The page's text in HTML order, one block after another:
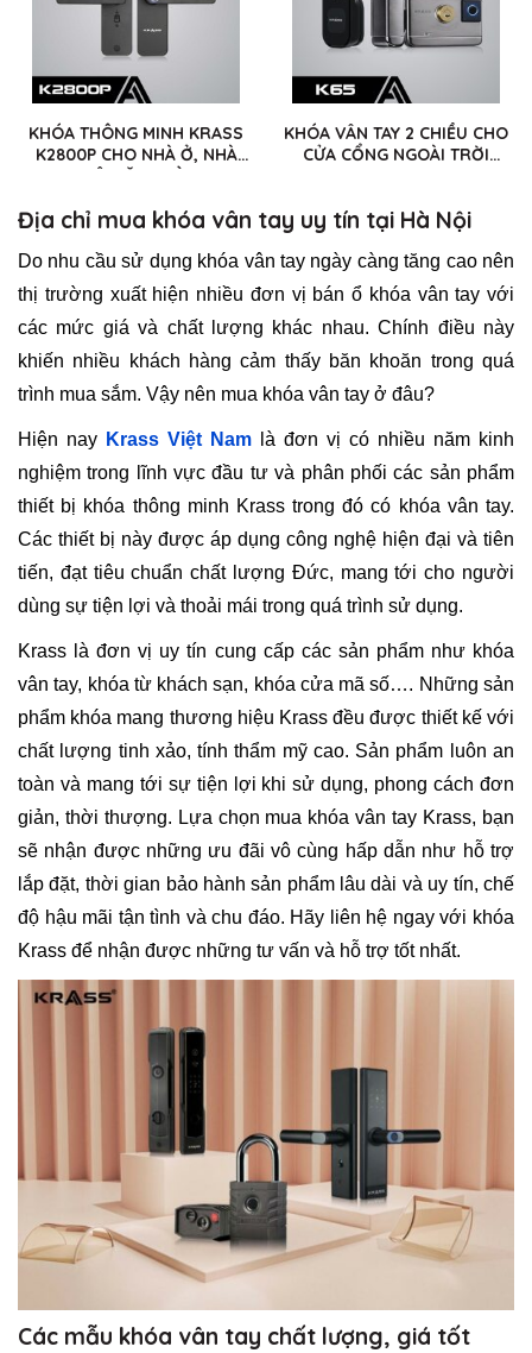
KHÓA THÔNG MINH KRASS
K2800P CHO NHÀ Ở, NHÀ
THUÊ, VĂN PHÒNG
KHÓA VÂN TAY 2 CHIỀU CHO
CỬA CỔNG NGOÀI TRỜI
Địa chỉ mua khóa vân tay uy tín tại Hà Nội
Do nhu cầu sử dụng khóa vân tay ngày càng tăng cao nên
thị trường xuất hiện nhiều đơn vị bán ổ khóa vân tay với
các mức giá và chất lượng khác nhau. Chính điều này
khiến nhiều khách hàng cảm thấy băn khoăn trong quá
trình mua sắm. Vậy nên mua khóa vân tay ở đâu?
Hiện nay Krass Việt Nam là đơn vị có nhiều năm kinh
nghiệm trong lĩnh vực đầu tư và phân phối các sản phẩm
thiết bị khóa thông minh Krass trong đó có khóa vân tay.
Các thiết bị này được áp dụng công nghệ hiện đại và tiên
tiến, đạt tiêu chuẩn chất lượng Đức, mang tới cho người
dùng sự tiện lợi và thoải mái trong quá trình sử dụng.
Krass là đơn vị uy tín cung cấp các sản phẩm như khóa
vân tay, khóa từ khách sạn, khóa cửa mã số…. Những sản
phẩm khóa mang thương hiệu Krass đều được thiết kế với
chất lượng tinh xảo, tính thẩm mỹ cao. Sản phẩm luôn an
toàn và mang tới sự tiện lợi khi sử dụng, phong cách đơn
giản, thời thượng. Lựa chọn mua khóa vân tay Krass, bạn
sẽ nhận được những ưu đãi vô cùng hấp dẫn như hỗ trợ
lắp đặt, thời gian bảo hành sản phẩm lâu dài và uy tín, chế
độ hậu mãi tận tình và chu đáo. Hãy liên hệ ngay với khóa
Krass để nhận được những tư vấn và hỗ trợ tốt nhất.
Các mẫu khóa vân tay chất lượng, giá tốt